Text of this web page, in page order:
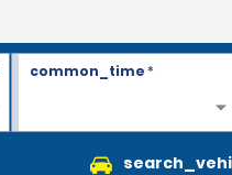
common_time*